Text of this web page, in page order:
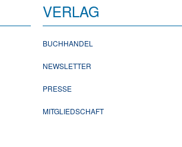
VERLAG
BUCHHANDEL
NEWSLETTER
PRESSE
MITGLIEDSCHAFT